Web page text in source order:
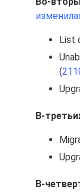
List
(
В-
В-